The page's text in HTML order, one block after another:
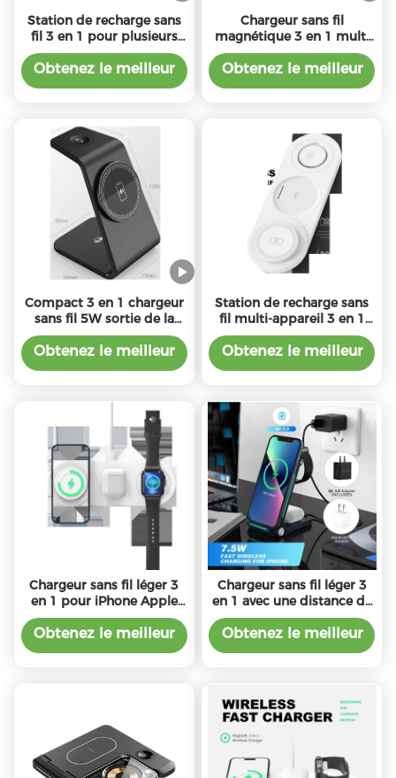
Station de recharge sans
fil 3 en 1 pour plusieurs
appareils multicolore
Obtenez le meilleur
Chargeur sans fil
magnétique 3 en 1 multi
couleur 20000 Mah haute
capacité
Obtenez le meilleur
Compact 3 en 1 chargeur
sans fil 5W sortie de la
montre et 5W / 7,5W /
10W / 15W sortie sans fil
Obtenez le meilleur
Station de recharge sans
fil multi-appareil 3 en 1
pour iPhone Apple Watch
AirPods avec
Obtenez le meilleur
Chargeur sans fil léger 3
en 1 pour iPhone Apple
Watch AirPods
Obtenez le meilleur
Chargeur sans fil léger 3
en 1 avec une distance de
charge de 2 à 8 mm
Obtenez le meilleur